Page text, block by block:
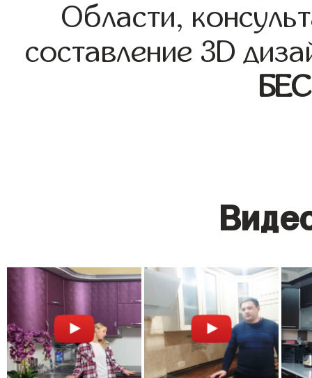
Области,
составление 3D